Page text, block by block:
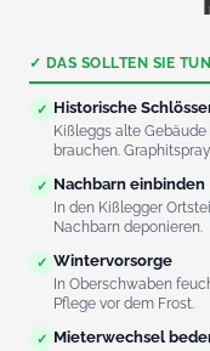
✓ DAS SOLLTEN SIE TUN
✓ Historische
Kißleggs alte
brauchen.
✓ Nachbarn einbinden
In den Kißlegger
Nachbarn deponieren.
✓ Wintervorsorge
In Oberschwaben
Pflege vor dem Frost.
✓ Mieterwechsel